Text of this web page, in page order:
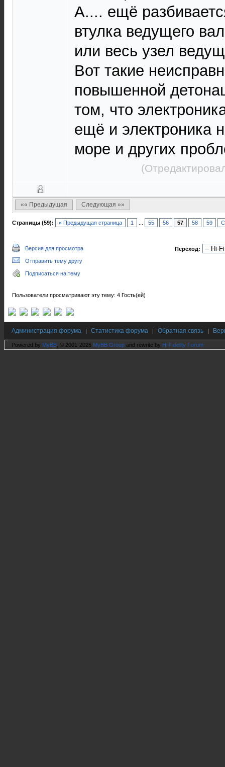
А.... ещё
втулка ведущего
или весь узел
Вот такие
повышенной
том, что
ещё и электроника
море и других
«« Предыдущая Следующая »»
Страницы (59): « Предыдущая страница 1 55 56 57 58 59
Версия для просмотра
Отправить тему другу
Подписаться на тему
Переход:
Пользователи просматривают эту тему: 4 Гость(ей)
Администрация форума | Статистика форума | Обратная связь |
Powered by MyBB , © 2001-2026 MyBB Group and rewrite by Hi Fidelity Forum